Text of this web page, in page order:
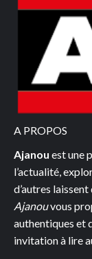
PAR
A
LA
AU
A PROPOS
Ajanou est une
l’actualité,
d’autres laissent
Ajanouvous
authentiques et
invitation à lire